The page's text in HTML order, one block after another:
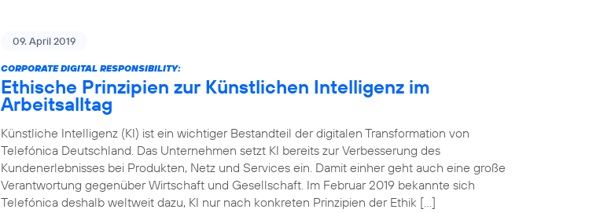
09. April 2019
CORPORATE DIGITAL RESPONSIBILITY:
Ethische Prinzipien zur Künstlichen Intelligenz im
Arbeitsalltag
Künstliche Intelligenz (KI) ist ein wichtiger Bestandteil der digitalen Transformation von
Telefónica Deutschland. Das Unternehmen setzt KI bereits zur Verbesserung des
Kundenerlebnisses bei Produkten, Netz und Services ein. Damit einher geht auch eine große
Verantwortung gegenüber Wirtschaft und Gesellschaft. Im Februar 2019 bekannte sich
Telefónica deshalb weltweit dazu, KI nur nach konkreten Prinzipien der Ethik […]